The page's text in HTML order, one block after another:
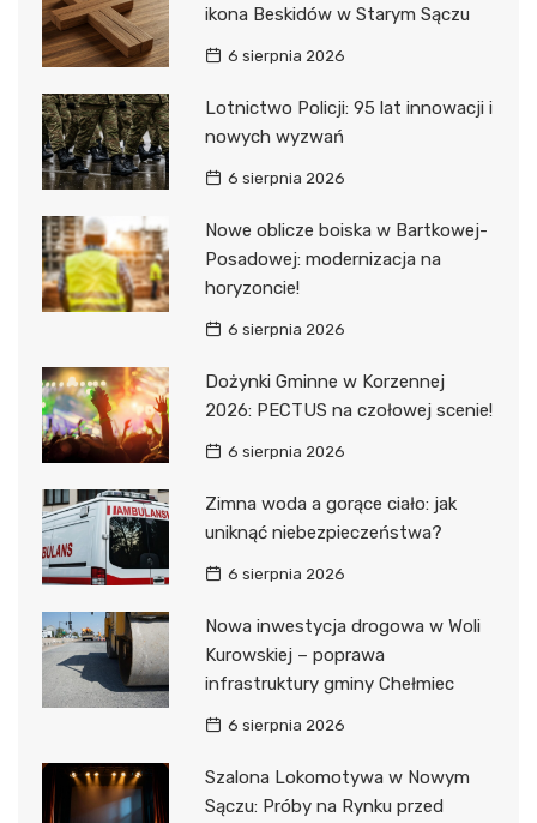
ikona Beskidów w Starym Sączu
6 sierpnia 2026
Lotnictwo Policji: 95 lat innowacji i
nowych wyzwań
6 sierpnia 2026
Nowe oblicze boiska w Bartkowej-
Posadowej: modernizacja na
horyzoncie!
6 sierpnia 2026
Dożynki Gminne w Korzennej
2026: PECTUS na czołowej scenie!
6 sierpnia 2026
Zimna woda a gorące ciało: jak
uniknąć niebezpieczeństwa?
6 sierpnia 2026
Nowa inwestycja drogowa w Woli
Kurowskiej – poprawa
infrastruktury gminy Chełmiec
6 sierpnia 2026
Szalona Lokomotywa w Nowym
Sączu: Próby na Rynku przed